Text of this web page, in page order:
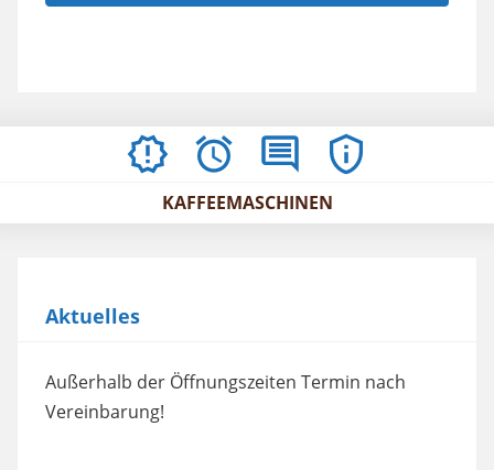
AKTUELLESÖFFNUNGSZEITEN
BEWERTUNGEN
IMPRESSUM
/
KAFFEEMASCHINEN
Aktuelles
Außerhalb der Öffnungszeiten Termin nach
Vereinbarung!